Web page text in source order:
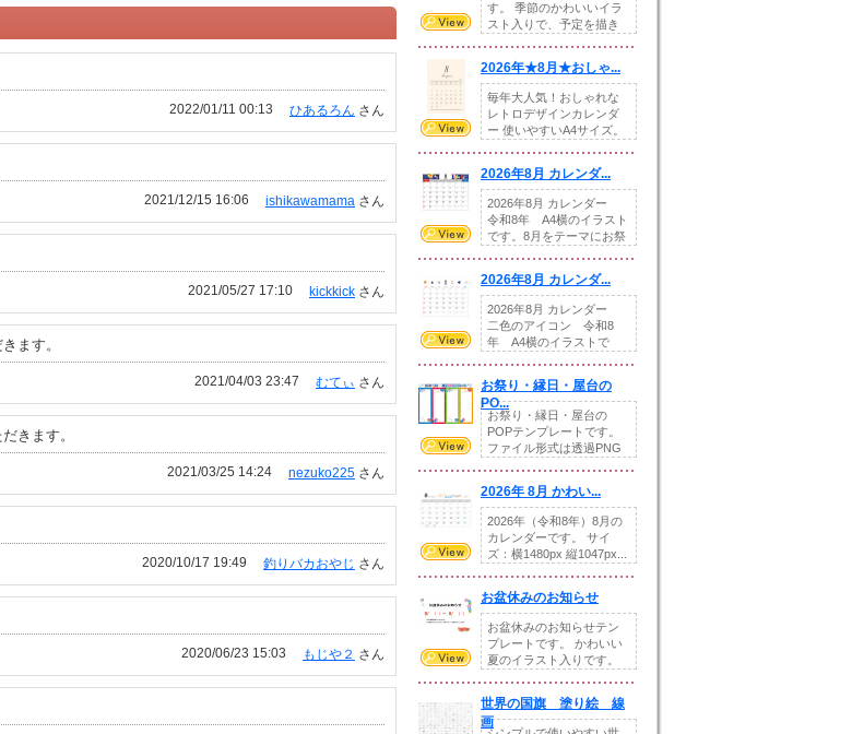
ひあるろん さん
2022/01/11 00:13
ishikawamama さん
2021/12/15 16:06
kickkick さん
2021/05/27 17:10
ます。
むてぃ さん
2021/04/03 23:47
きます。
nezuko225 さん
2021/03/25 14:24
釣りバカおやじ さん
2020/10/17 19:49
もじや２ さん
2020/06/23 15:03
す。 季節のかわいいイラ
スト入りで、予定を描き
2026年★8月★おしゃ...
毎年大人気！おしゃれな
レトロデザインカレンダ
ー 使いやすいA4サイズ。
2026年8月 カレンダ...
2026年8月 カレンダー
令和8年 A4横のイラスト
です。8月をテーマにお祭
2026年8月 カレンダ...
2026年8月 カレンダー
二色のアイコン 令和8
年 A4横のイラストで
お祭り・縁日・屋台の
PO...
お祭り・縁日・屋台の
POPテンプレートです。
ファイル形式は透過PNG
2026年 8月 かわい...
2026年（令和8年）8月の
カレンダーです。 サイ
ズ：横1480px 縦1047px...
お盆休みのお知らせ
お盆休みのお知らせテン
プレートです。 かわいい
夏のイラスト入りです。
世界の国旗 塗り絵 線
画